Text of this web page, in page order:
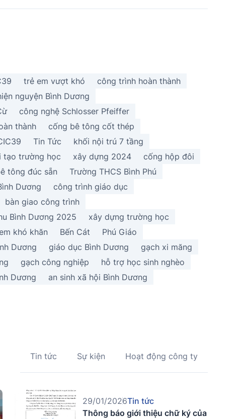
trẻ em vượt khó
công trình hoàn thành
nguyện Bình Dương
công nghệ Schlosser Pfeiffer
thành
cống bê tông cốt thép
Tin Tức
khối nội trú 7 tầng
tạo trường học xây dựng 2024
cống hộp đôi
tông đúc sẵn
Trường THCS Bình Phú
Dương
công trình giáo dục
bàn giao công trình
Bình Dương 2025
xây dựng trường học
khó khăn Bến Cát
Phú Giáo
Dương giáo dục Bình Dương
gạch xi măng
gạch công nghiệp
hỗ trợ học sinh nghèo
Dương an sinh xã hội Bình Dương
Tin tức Sự kiện Hoạt động công ty
29/01/2026Tin tức
Thông báo giới thiệu chữ ký của